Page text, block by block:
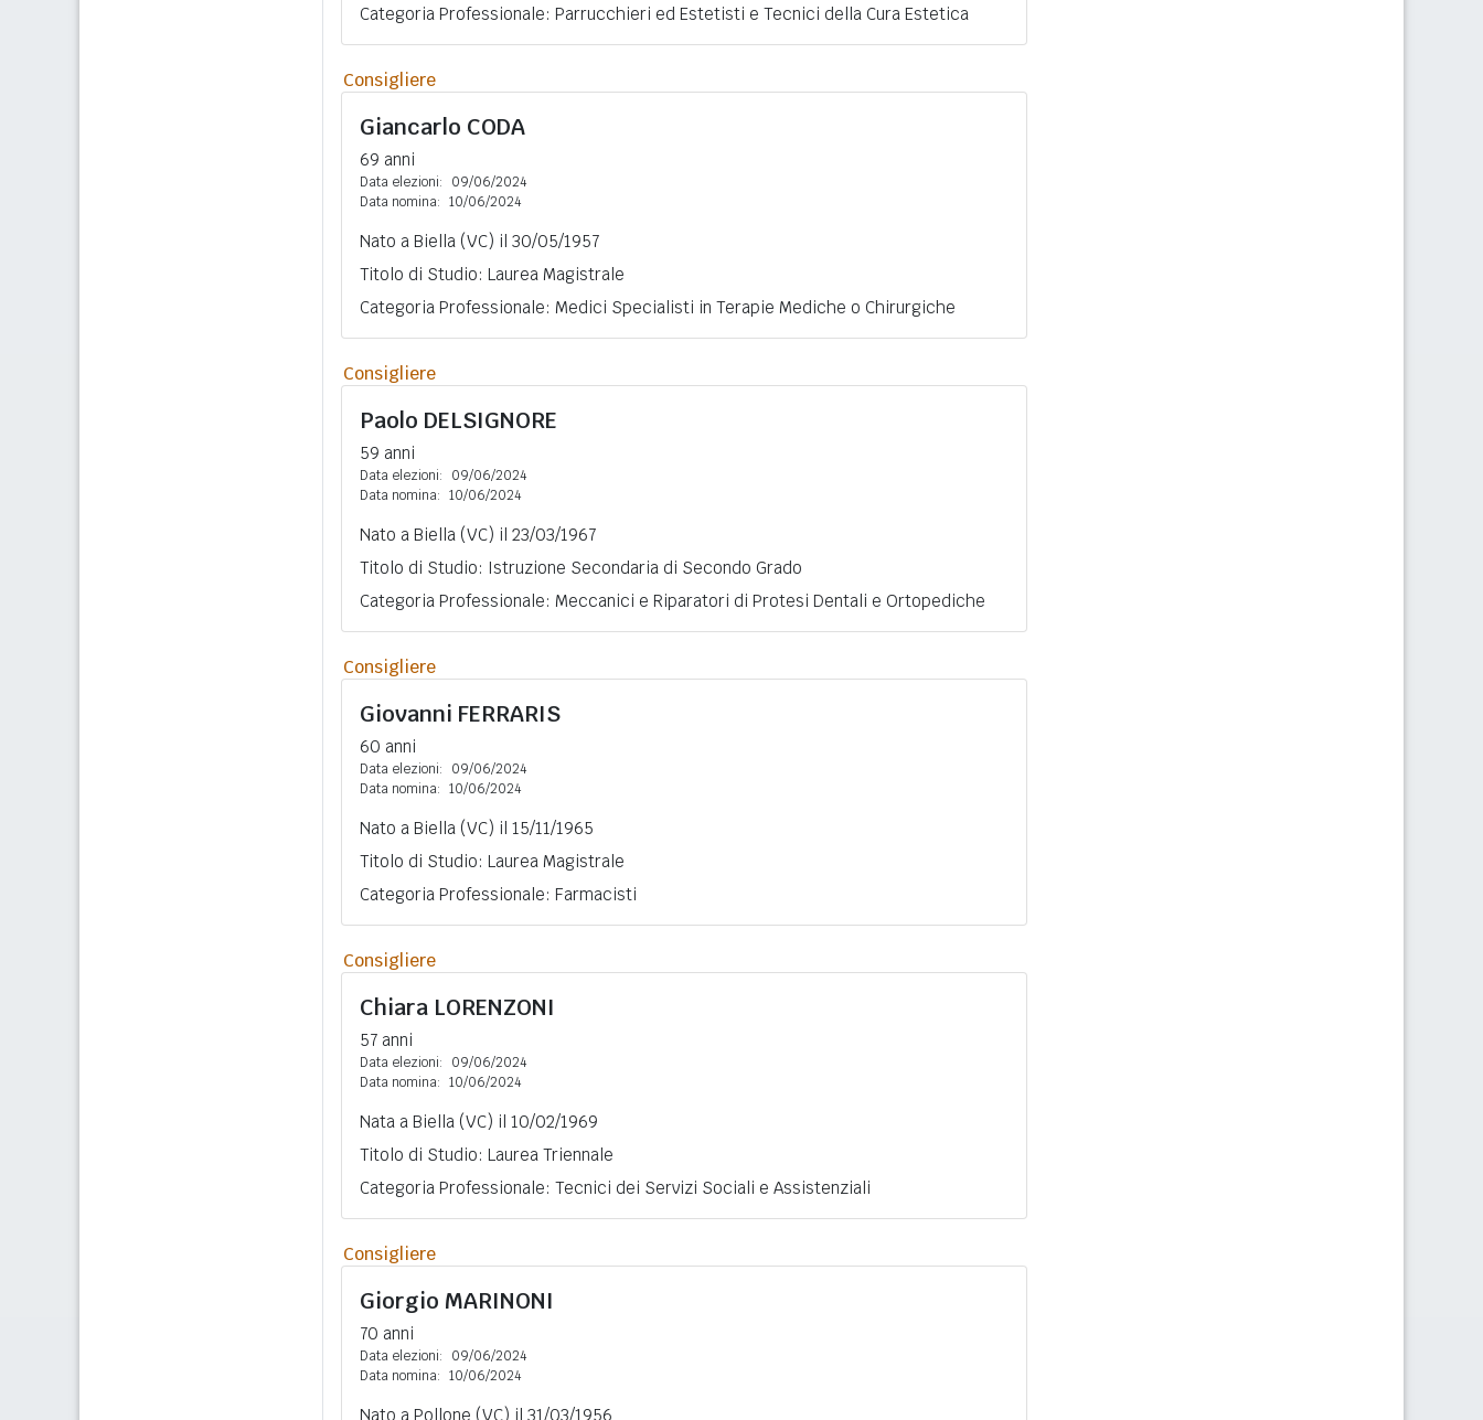
Categoria Professionale: Parrucchieri ed Estetisti e Tecnici della Cura Estetica
Consigliere
Giancarlo CODA
69 anni
Data elezioni:
09/06/2024
Data nomina: 10/06/2024
Nato a Biella (VC) il 30/05/1957
Titolo di Studio: Laurea Magistrale
Categoria Professionale: Medici Specialisti in Terapie Mediche o Chirurgiche
Consigliere
Paolo DELSIGNORE
59 anni
Data elezioni:
09/06/2024
Data nomina: 10/06/2024
Nato a Biella (VC) il 23/03/1967
Titolo di Studio: Istruzione Secondaria di Secondo Grado
Categoria Professionale: Meccanici e Riparatori di Protesi Dentali e Ortopediche
Consigliere
Giovanni FERRARIS
60 anni
Data elezioni:
09/06/2024
Data nomina: 10/06/2024
Nato a Biella (VC) il 15/11/1965
Titolo di Studio: Laurea Magistrale
Categoria Professionale: Farmacisti
Consigliere
Chiara LORENZONI
57 anni
Data elezioni:
09/06/2024
Data nomina: 10/06/2024
Nata a Biella (VC) il 10/02/1969
Titolo di Studio: Laurea Triennale
Categoria Professionale: Tecnici dei Servizi Sociali e Assistenziali
Consigliere
Giorgio MARINONI
70 anni
Data elezioni:
09/06/2024
Data nomina: 10/06/2024
Nato a Pollone (VC) il 31/03/1956